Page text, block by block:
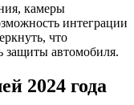
камеры
интеграции
что
защиты автомобиля.
2024 года